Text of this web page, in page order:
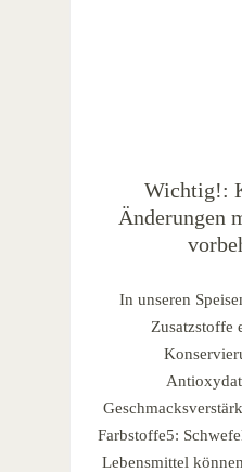
Wichtig!:
Änderungen
In unseren
Zusatzstoffe
Farbstoffe5:
Lebensmittel